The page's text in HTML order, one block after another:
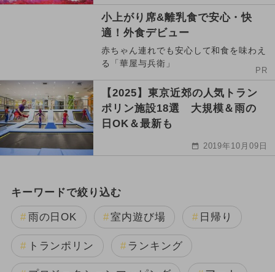
小上がり席&離乳食で安心・快
適！外食デビュー
赤ちゃん連れでも安心して和食を味わえ
る「華屋与兵衛」
PR
【2025】東京近郊の人気トラン
ポリン施設18選 大規模＆雨の
日OK＆最新も
2019年10月09日
キーワードで絞り込む
雨の日OK 室内遊び場 日帰り
トランポリン ランキング